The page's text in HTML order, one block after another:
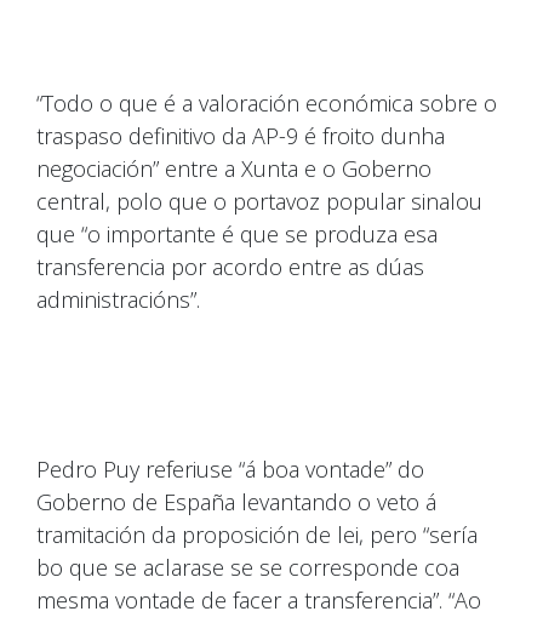
“Todo o que é a valoración económica sobre o
traspaso definitivo da AP-9 é froito dunha
negociación” entre a Xunta e o Goberno
central, polo que o portavoz popular sinalou
que “o importante é que se produza esa
transferencia por acordo entre as dúas
administracións”.
Pedro Puy referiuse “á boa vontade” do
Goberno de España levantando o veto á
tramitación da proposición de lei, pero “sería
bo que se aclarase se se corresponde coa
mesma vontade de facer a transferencia”. “Ao